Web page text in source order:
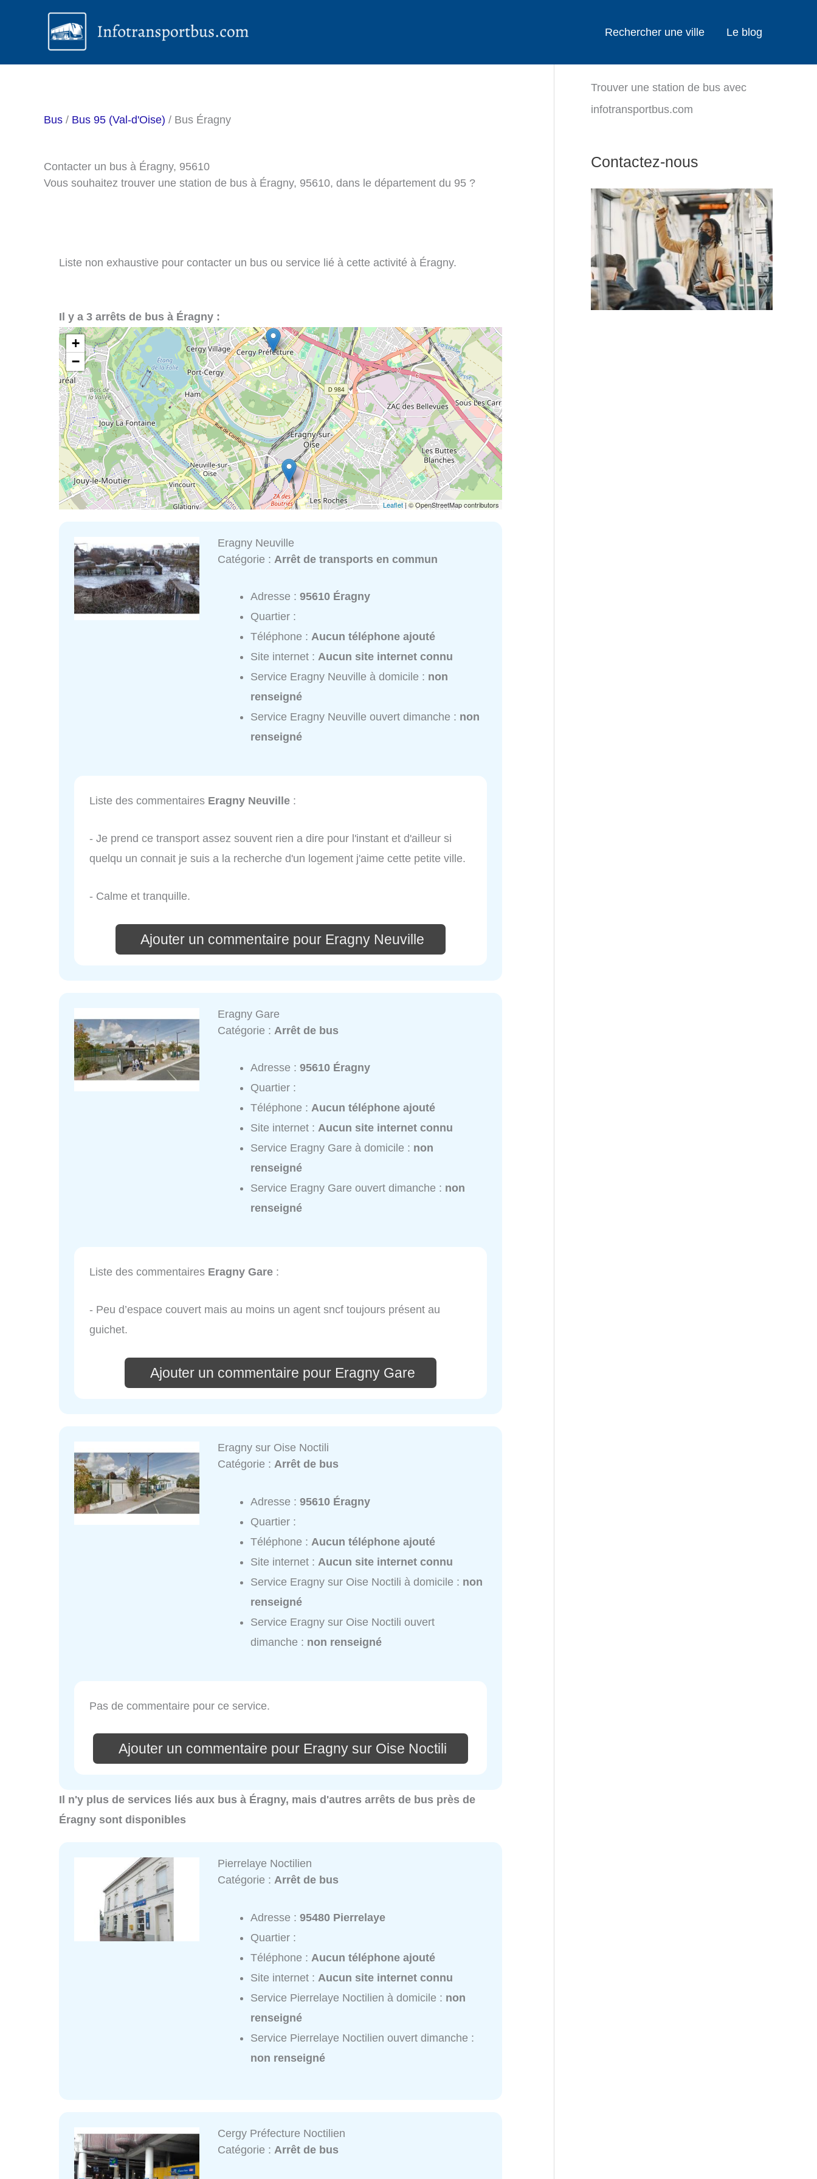
Rechercher une ville Le blog
Bus / Bus 95 (Val-d'Oise) / Bus Éragny
Contacter un bus à Éragny, 95610
Vous souhaitez trouver une station de bus à Éragny, 95610, dans le département du 95 ?
Liste non exhaustive pour contacter un bus ou service lié à cette activité à Éragny.
Il y a 3 arrêts de bus à Éragny :
+
−
Leaflet| © OpenStreetMap contributors
Eragny Neuville
Catégorie : Arrêt de transports en commun
Adresse :95610 Éragny
Quartier :
Téléphone :Aucun téléphone ajouté
Site internet :Aucun site internet connu
Service Eragny Neuville à domicile : non
renseigné
Service Eragny Neuville ouvert dimanche : non
renseigné
Liste des commentaires Eragny Neuville :
- Je prend ce transport assez souvent rien a dire pour l'instant et d'ailleur si
quelqu un connait je suis a la recherche d'un logement j'aime cette petite ville.
- Calme et tranquille.
Ajouter un commentaire pour Eragny Neuville
Eragny Gare
Catégorie : Arrêt de bus
Adresse :95610 Éragny
Quartier :
Téléphone :Aucun téléphone ajouté
Site internet :Aucun site internet connu
Service Eragny Gare à domicile : non
renseigné
Service Eragny Gare ouvert dimanche : non
renseigné
Liste des commentaires Eragny Gare :
- Peu d’espace couvert mais au moins un agent sncf toujours présent au
guichet.
Ajouter un commentaire pour Eragny Gare
Eragny sur Oise Noctili
Catégorie : Arrêt de bus
Adresse :95610 Éragny
Quartier :
Téléphone : Aucun téléphone ajouté
Site internet : Aucun site internet connu
Service Eragny sur Oise Noctili à domicile : non
renseigné
Service Eragny sur Oise Noctili ouvert
dimanche : non renseigné
Pas de commentaire pour ce service.
Ajouter un commentaire pour Eragny sur Oise Noctili
Il n'y plus de services liés aux bus à Éragny, mais d'autres arrêts de bus près de
Éragny sont disponibles
Pierrelaye Noctilien
Catégorie :Arrêt de bus
Adresse :95480 Pierrelaye
Quartier :
Téléphone :Aucun téléphone ajouté
Site internet :Aucun site internet connu
Service Pierrelaye Noctilien à domicile : non
renseigné
Service Pierrelaye Noctilien ouvert dimanche :
non renseigné
Cergy Préfecture Noctilien
Catégorie :Arrêt de bus
Trouver une station de bus avec
infotransportbus.com
Contactez-nous